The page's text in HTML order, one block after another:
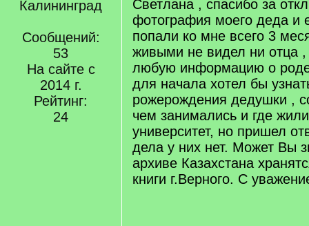
Калининград
Сообщений:
53
На сайте с
2014 г.
Рейтинг:
24
Светлана , спасибо за
фотография моего деда и
попали ко мне всего 3
живыми не видел ни отца
любую информацию о
для начала хотел бы
рожерождения дедушки ,
чем занимались и где
университет, но пришел
дела у них нет. Может Вы
архиве Казахстана
книги г.Верного. С